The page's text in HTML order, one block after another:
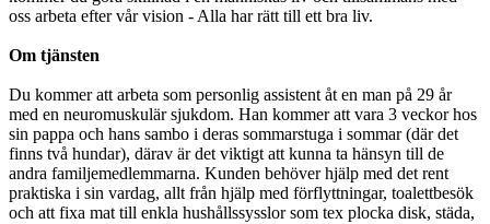
oss arbeta efter vår vision - Alla har rätt till ett bra liv.
Om tjänsten
Du kommer att arbeta som personlig assistent åt en man på 29 år
med en neuromuskulär sjukdom. Han kommer att vara 3 veckor hos
sin pappa och hans sambo i deras sommarstuga i sommar (där det
finns två hundar), därav är det viktigt att kunna ta hänsyn till de
andra familjemedlemmarna. Kunden behöver hjälp med det rent
praktiska i sin vardag, allt från hjälp med förflyttningar, toalettbesök
och att fixa mat till enkla hushållssysslor som tex plocka disk, städa,